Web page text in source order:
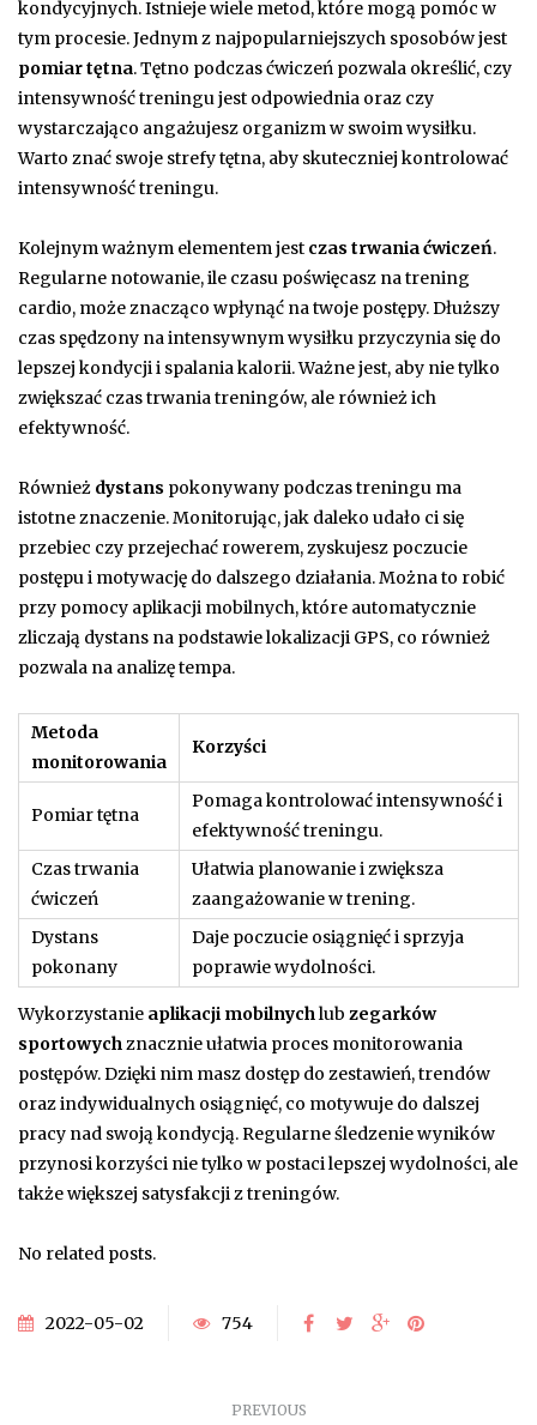
kondycyjnych. Istnieje wiele metod, które mogą pomóc w
tym procesie. Jednym z najpopularniejszych sposobów jest
pomiar tętna. Tętno podczas ćwiczeń pozwala określić, czy
intensywność treningu jest odpowiednia oraz czy
wystarczająco angażujesz organizm w swoim wysiłku.
Warto znać swoje strefy tętna, aby skuteczniej kontrolować
intensywność treningu.
Kolejnym ważnym elementem jest czas trwania ćwiczeń.
Regularne notowanie, ile czasu poświęcasz na trening
cardio, może znacząco wpłynąć na twoje postępy. Dłuższy
czas spędzony na intensywnym wysiłku przyczynia się do
lepszej kondycji i spalania kalorii. Ważne jest, aby nie tylko
zwiększać czas trwania treningów, ale również ich
efektywność.
Również dystans pokonywany podczas treningu ma
istotne znaczenie. Monitorując, jak daleko udało ci się
przebiec czy przejechać rowerem, zyskujesz poczucie
postępu i motywację do dalszego działania. Można to robić
przy pomocy aplikacji mobilnych, które automatycznie
zliczają dystans na podstawie lokalizacji GPS, co również
pozwala na analizę tempa.
Metoda
monitorowania
Korzyści
Pomiar tętna
Pomaga kontrolować intensywność i
efektywność treningu.
Czas trwania
ćwiczeń
Ułatwia planowanie i zwiększa
zaangażowanie w trening.
Dystans
pokonany
Daje poczucie osiągnięć i sprzyja
poprawie wydolności.
Wykorzystanie aplikacji mobilnychlub zegarków
sportowychznacznie ułatwia proces monitorowania
postępów. Dzięki nim masz dostęp do zestawień, trendów
oraz indywidualnych osiągnięć, co motywuje do dalszej
pracy nad swoją kondycją. Regularne śledzenie wyników
przynosi korzyści nie tylko w postaci lepszej wydolności, ale
także większej satysfakcji z treningów.
No related posts.
2022-05-02 754
PREVIOUS